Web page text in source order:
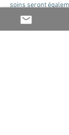
soins seront
tarifssalon. Poiur
seront à la vente à